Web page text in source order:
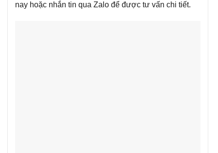
nay hoặc nhắn tin qua Zalo để được tư vấn chi tiết.